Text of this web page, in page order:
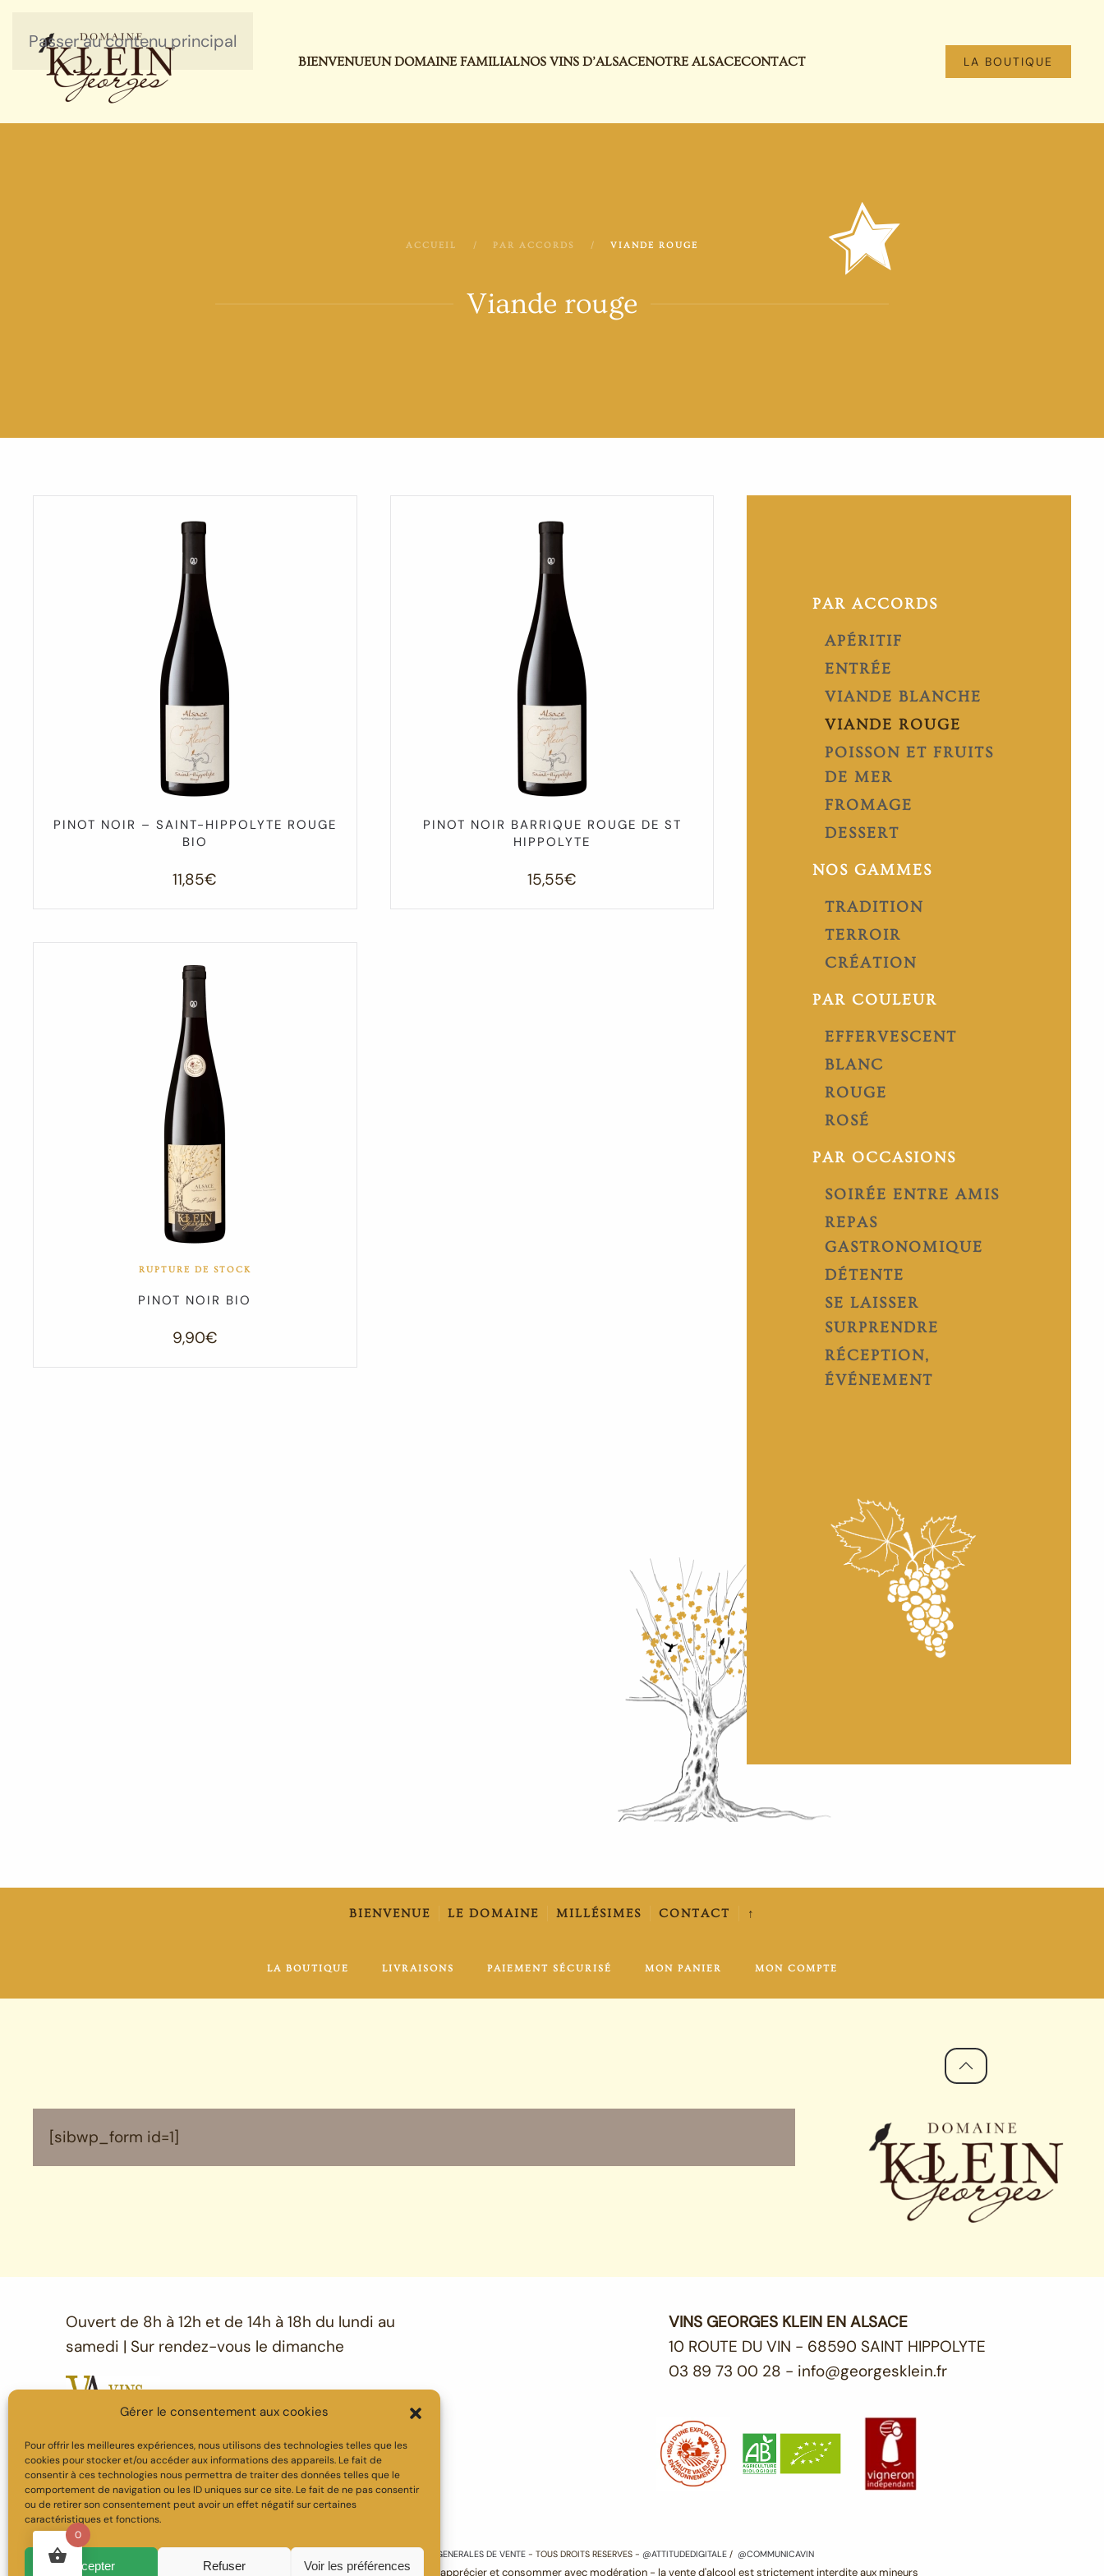
Gérer le consentement aux cookies
Pour offrir les meilleures expériences, nous utilisons des technologies telles que les
cookies pour stocker et/ou accéder aux informations des appareils. Le fait de
consentir à ces technologies nous permettra de traiter des données telles que le
comportement de navigation ou les ID uniques sur ce site. Le fait de ne pas consentir
ou de retirer son consentement peut avoir un effet négatif sur certaines
caractéristiques et fonctions.
Accepter Refuser Voir les préférences
Passer au contenu principal
BIENVENUEUN DOMAINE FAMILIALNOS VINS D’ALSACENOTRE ALSACECONTACT LA BOUTIQUE
ACCUEIL PAR ACCORDS VIANDE ROUGE
Viande rouge
PINOT NOIR – SAINT-HIPPOLYTE ROUGE
BIO
11,85€
PINOT NOIR BARRIQUE ROUGE DE ST
HIPPOLYTE
15,55€
RUPTURE DE STOCK
PINOT NOIR BIO
9,90€
PAR ACCORDS
APÉRITIF
ENTRÉE
VIANDE BLANCHE
VIANDE ROUGE
POISSON ET FRUITS
DE MER
FROMAGE
DESSERT
NOS GAMMES
TRADITION
TERROIR
CRÉATION
PAR COULEUR
EFFERVESCENT
BLANC
ROUGE
ROSÉ
PAR OCCASIONS
SOIRÉE ENTRE AMIS
REPAS
GASTRONOMIQUE
DÉTENTE
SE LAISSER
SURPRENDRE
RÉCEPTION,
ÉVÉNEMENT
BIENVENUE LE DOMAINE MILLÉSIMES CONTACT ↑
LA BOUTIQUE LIVRAISONS PAIEMENT SÉCURISÉ MON PANIER MON COMPTE
[sibwp_form id=1]
Ouvert de 8h à 12h et de 14h à 18h du lundi au
samedi | Sur rendez-vous le dimanche
VINS GEORGES KLEIN EN ALSACE
10 ROUTE DU VIN - 68590 SAINT HIPPOLYTE
03 89 73 00 28 - info@georgesklein.fr
MENTIONS LEGALES CONDITIONS GENERALES DE VENTE - TOUS DROITS RESERVES - @ATTITUDEDIGITALE / @COMMUNICAVIN
L'abus d'alcool est dangereux pour la santé - sachez apprécier et consommer avec modération - la vente d'alcool est strictement interdite aux mineurs
0